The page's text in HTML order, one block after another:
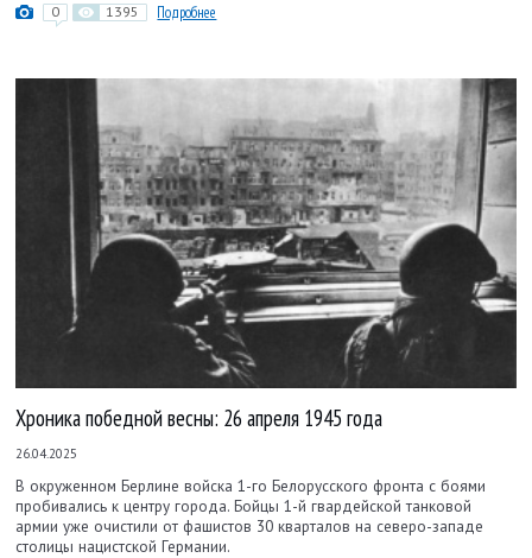
0 1395 Подробнее
Хроника победной весны: 26 апреля 1945 года
26.04.2025
В окруженном Берлине войска 1-го Белорусского фронта с боями
пробивались к центру города. Бойцы 1-й гвардейской танковой
армии уже очистили от фашистов 30 кварталов на северо-западе
столицы нацистской Германии.